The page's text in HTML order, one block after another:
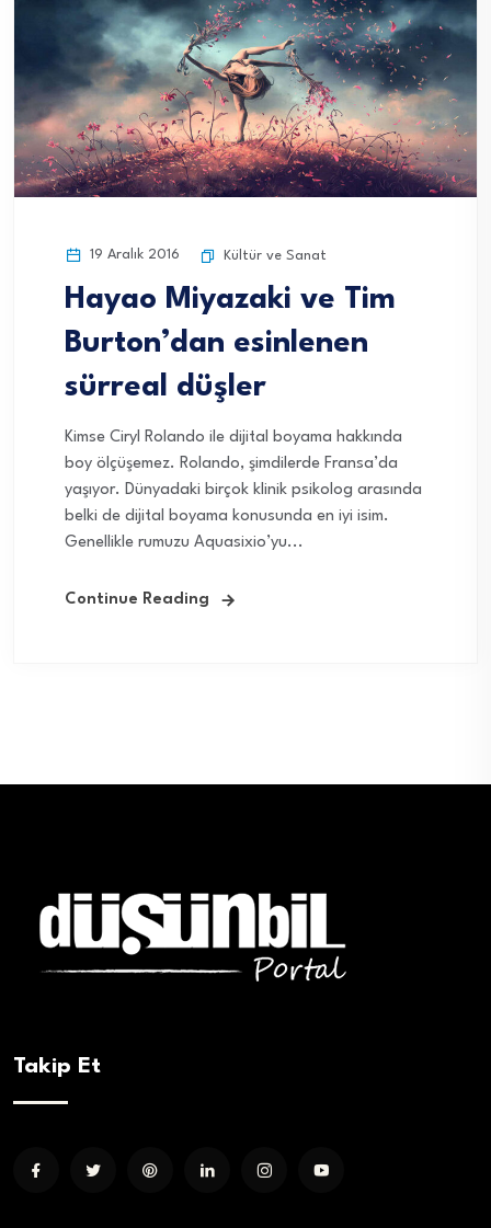
19 Aralık 2016 Kültür ve Sanat
Hayao Miyazaki ve Tim
Burton’dan esinlenen
sürreal düşler
Kimse Ciryl Rolando ile dijital boyama hakkında
boy ölçüşemez. Rolando, şimdilerde Fransa’da
yaşıyor. Dünyadaki birçok klinik psikolog arasında
belki de dijital boyama konusunda en iyi isim.
Genellikle rumuzu Aquasixio’yu...
Continue Reading
Takip Et